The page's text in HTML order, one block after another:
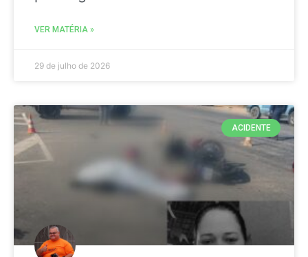
VER MATÉRIA »
29 de julho de 2026
ACIDENTE